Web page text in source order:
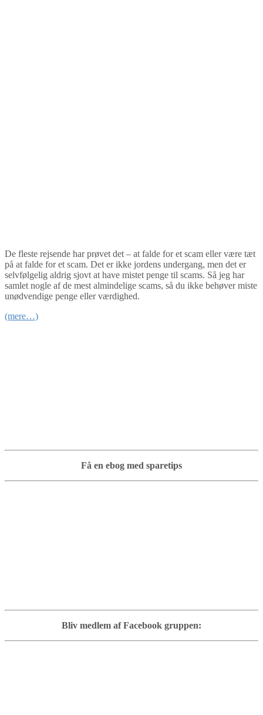
De fleste rejsende har prøvet det – at falde for et scam eller være tæt
på at falde for et scam. Det er ikke jordens undergang, men det er
selvfølgelig aldrig sjovt at have mistet penge til scams. Så jeg har
samlet nogle af de mest almindelige scams, så du ikke behøver miste
unødvendige penge eller værdighed.
(mere…)
Få en ebog med sparetips
Bliv medlem af Facebook gruppen: